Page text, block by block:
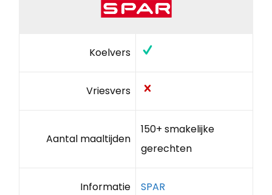
Koelvers
Vriesvers
Aantal maaltijden
150+ smakelijke
gerechten
Informatie SPAR